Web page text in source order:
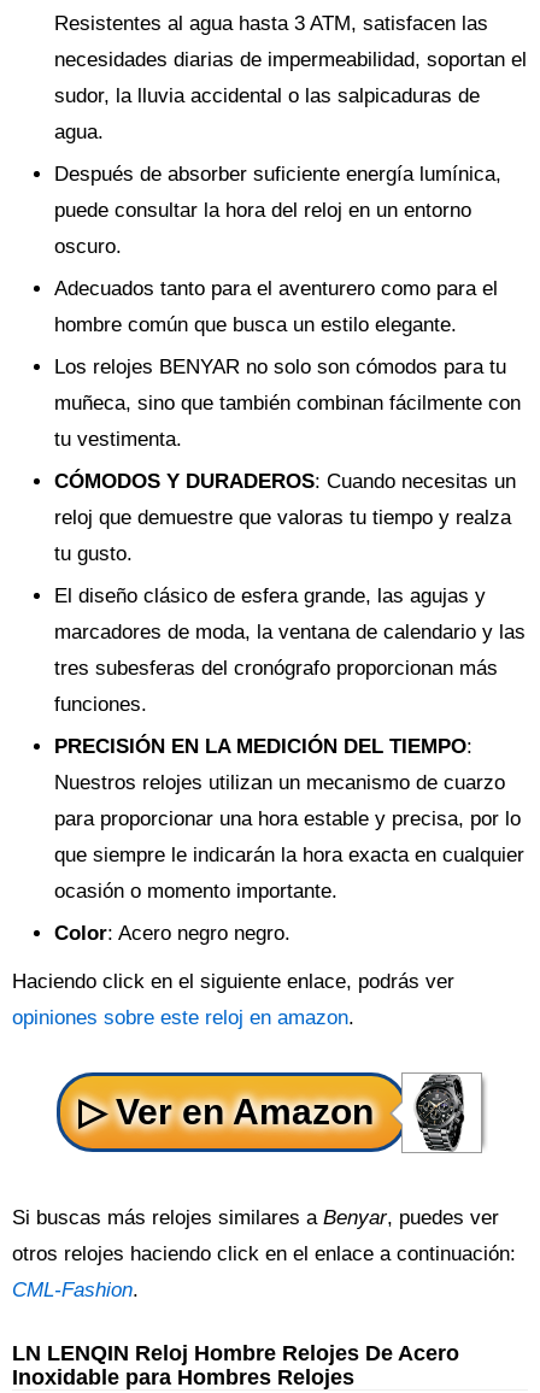
Resistentes al agua hasta 3 ATM, satisfacen las
necesidades diarias de impermeabilidad, soportan el
sudor, la lluvia accidental o las salpicaduras de
agua.
Después de absorber suficiente energía lumínica,
puede consultar la hora del reloj en un entorno
oscuro.
Adecuados tanto para el aventurero como para el
hombre común que busca un estilo elegante.
Los relojes BENYAR no solo son cómodos para tu
muñeca, sino que también combinan fácilmente con
tu vestimenta.
CÓMODOS Y DURADEROS: Cuando necesitas un
reloj que demuestre que valoras tu tiempo y realza
tu gusto.
El diseño clásico de esfera grande, las agujas y
marcadores de moda, la ventana de calendario y las
tres subesferas del cronógrafo proporcionan más
funciones.
PRECISIÓN EN LA MEDICIÓN DEL TIEMPO:
Nuestros relojes utilizan un mecanismo de cuarzo
para proporcionar una hora estable y precisa, por lo
que siempre le indicarán la hora exacta en cualquier
ocasión o momento importante.
Color: Acero negro negro.
Haciendo click en el siguiente enlace, podrás ver
opiniones sobre este reloj en amazon.
Si buscas más relojes similares a Benyar, puedes ver
otros relojes haciendo click en el enlace a continuación:
CML-Fashion.
LN LENQIN Reloj Hombre Relojes De Acero
Inoxidable para Hombres Relojes